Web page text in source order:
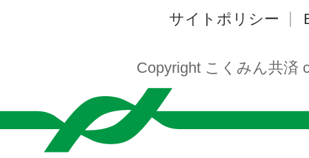
サイトポリシー
Copyright こくみん共済